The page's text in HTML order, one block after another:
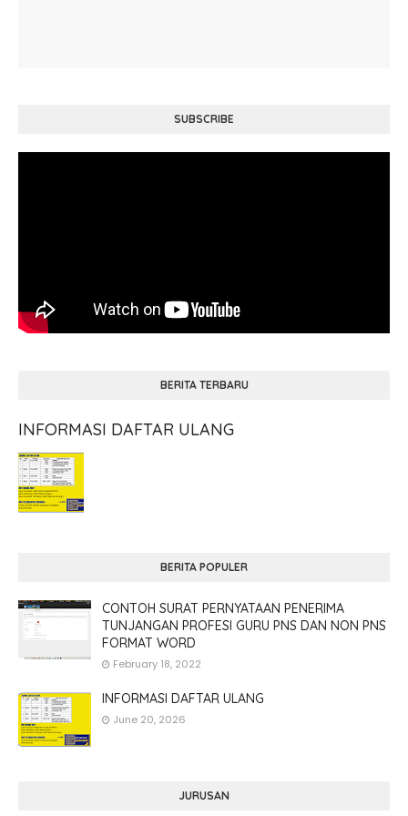
SUBSCRIBE
BERITA TERBARU
INFORMASI DAFTAR ULANG
BERITA POPULER
CONTOH SURAT PERNYATAAN PENERIMA
TUNJANGAN PROFESI GURU PNS DAN NON PNS
FORMAT WORD
February 18, 2022
INFORMASI DAFTAR ULANG
June 20, 2026
JURUSAN